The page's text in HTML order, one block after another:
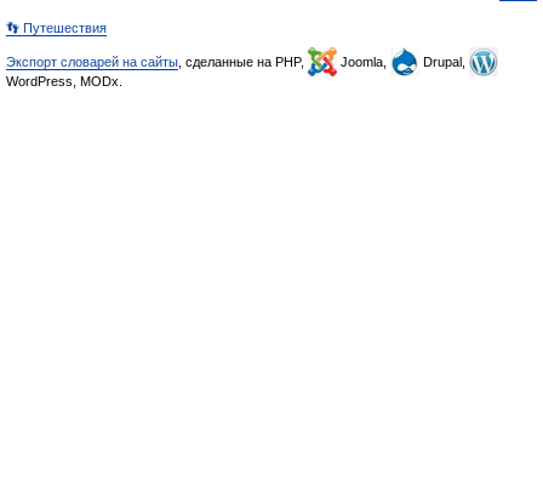
👣 Путешествия
Экспорт словарей на сайты , сделанные на PHP, Joomla,
Drupal,
WordPress, MODx.